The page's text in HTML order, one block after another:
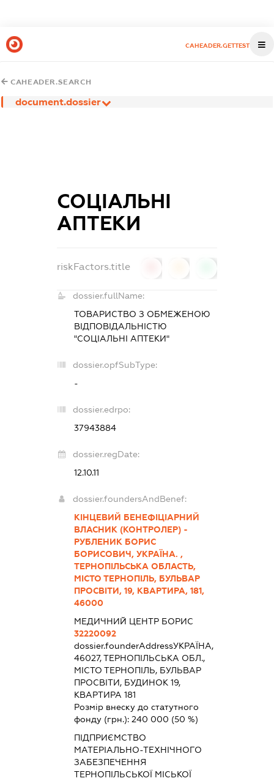
CAHEADER.GETTEST
CAHEADER.SEARCH
document.dossier
СОЦІАЛЬНІ
АПТЕКИ
riskFactors.title
dossier.fullName:
ТОВАРИСТВО З ОБМЕЖЕНОЮ
ВІДПОВІДАЛЬНІСТЮ
"СОЦІАЛЬНІ АПТЕКИ"
dossier.opfSubType:
-
dossier.edrpo:
37943884
dossier.regDate:
12.10.11
dossier.foundersAndBenef:
КІНЦЕВИЙ БЕНЕФІЦІАРНИЙ
ВЛАСНИК (КОНТРОЛЕР) -
РУБЛЕНИК БОРИС
БОРИСОВИЧ, УКРАЇНА. ,
ТЕРНОПІЛЬСЬКА ОБЛАСТЬ,
МІСТО ТЕРНОПІЛЬ, БУЛЬВАР
ПРОСВІТИ, 19, КВАРТИРА, 181,
46000
МЕДИЧНИЙ ЦЕНТР БОРИС
32220092
dossier.founderAddressУКРАЇНА,
46027, ТЕРНОПІЛЬСЬКА ОБЛ.,
МІСТО ТЕРНОПІЛЬ, БУЛЬВАР
ПРОСВІТИ, БУДИНОК 19,
КВАРТИРА 181
Розмір внеску до статутного
фонду (грн.):240 000 (50 %)
ПІДПРИЄМСТВО
МАТЕРІАЛЬНО-ТЕХНІЧНОГО
ЗАБЕЗПЕЧЕННЯ
ТЕРНОПІЛЬСЬКОЇ МІСЬКОЇ